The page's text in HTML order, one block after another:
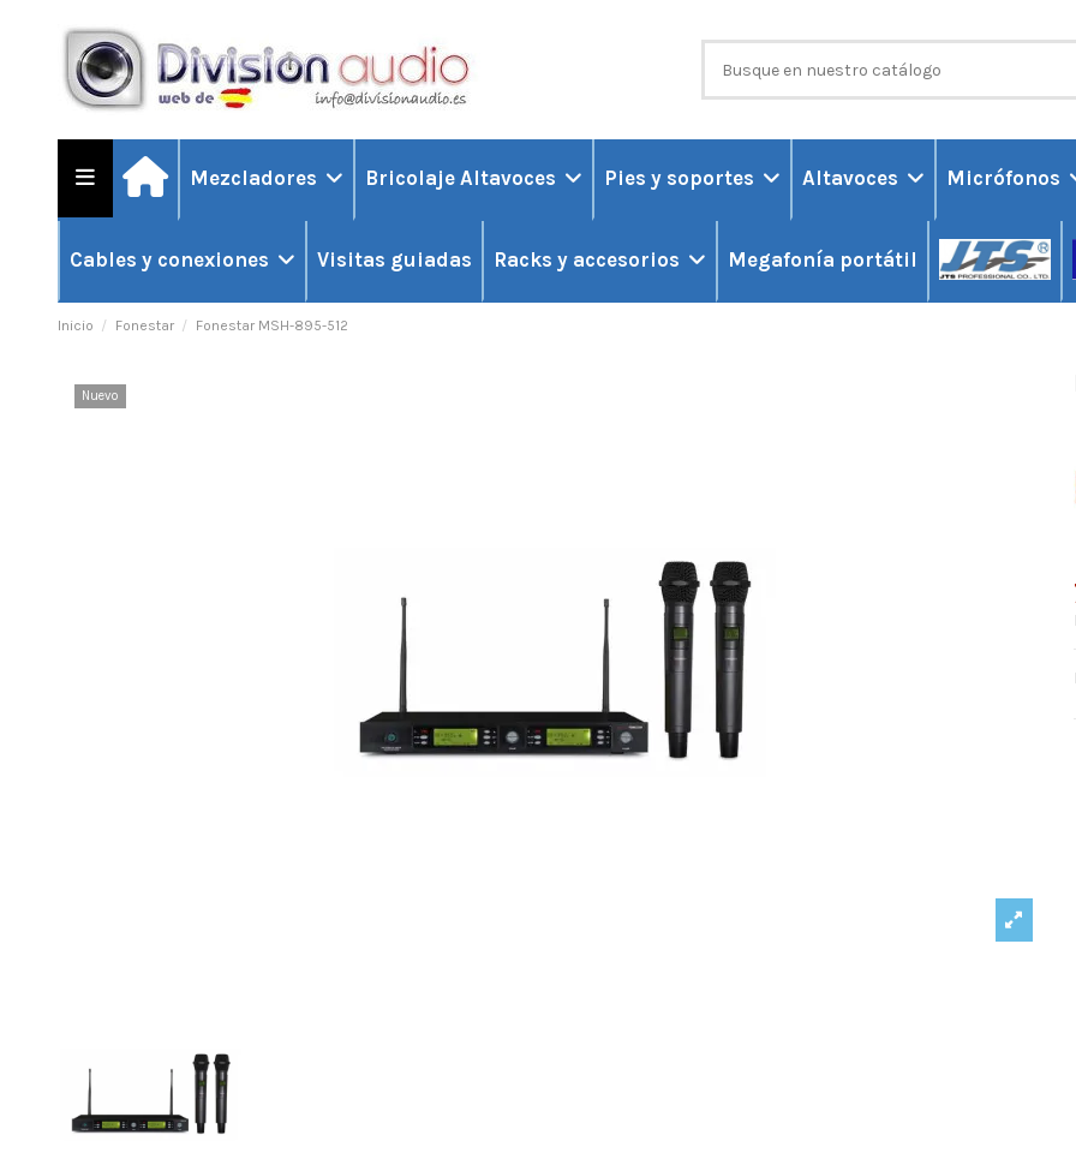
Mezcladores Bricolaje Altavoces Pies y soportes Altavoces Micrófonos
Cables y conexiones Visitas guiadas Racks y accesorios Megafonía portátil
Inicio Fonestar Fonestar MSH-895-512
Nuevo